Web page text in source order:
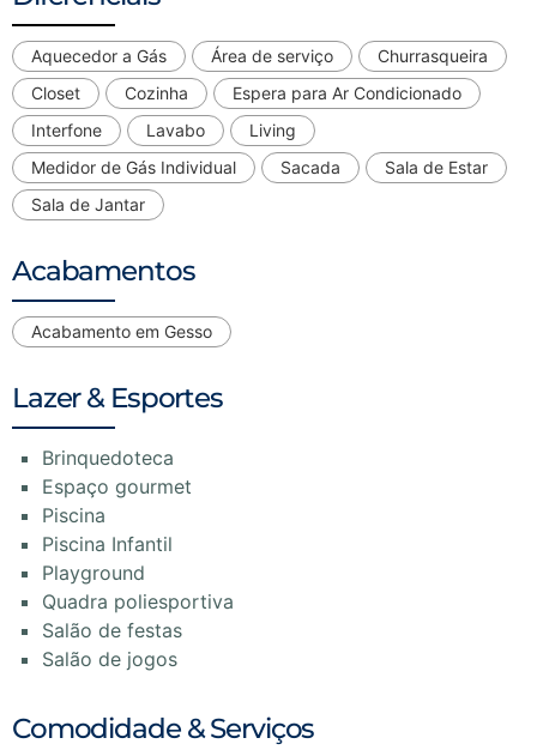
Aquecedor a Gás Área de serviço
Churrasqueira
Closet
Cozinha
Espera para Ar Condicionado
Interfone
Lavabo
Living
Medidor de Gás Individual
Sacada
Sala de Estar
Sala de Jantar
Acabamentos
Acabamento em Gesso
Lazer & Esportes
Brinquedoteca
Espaço gourmet
Piscina
Piscina Infantil
Playground
Quadra poliesportiva
Salão de festas
Salão de jogos
Comodidade & Serviços